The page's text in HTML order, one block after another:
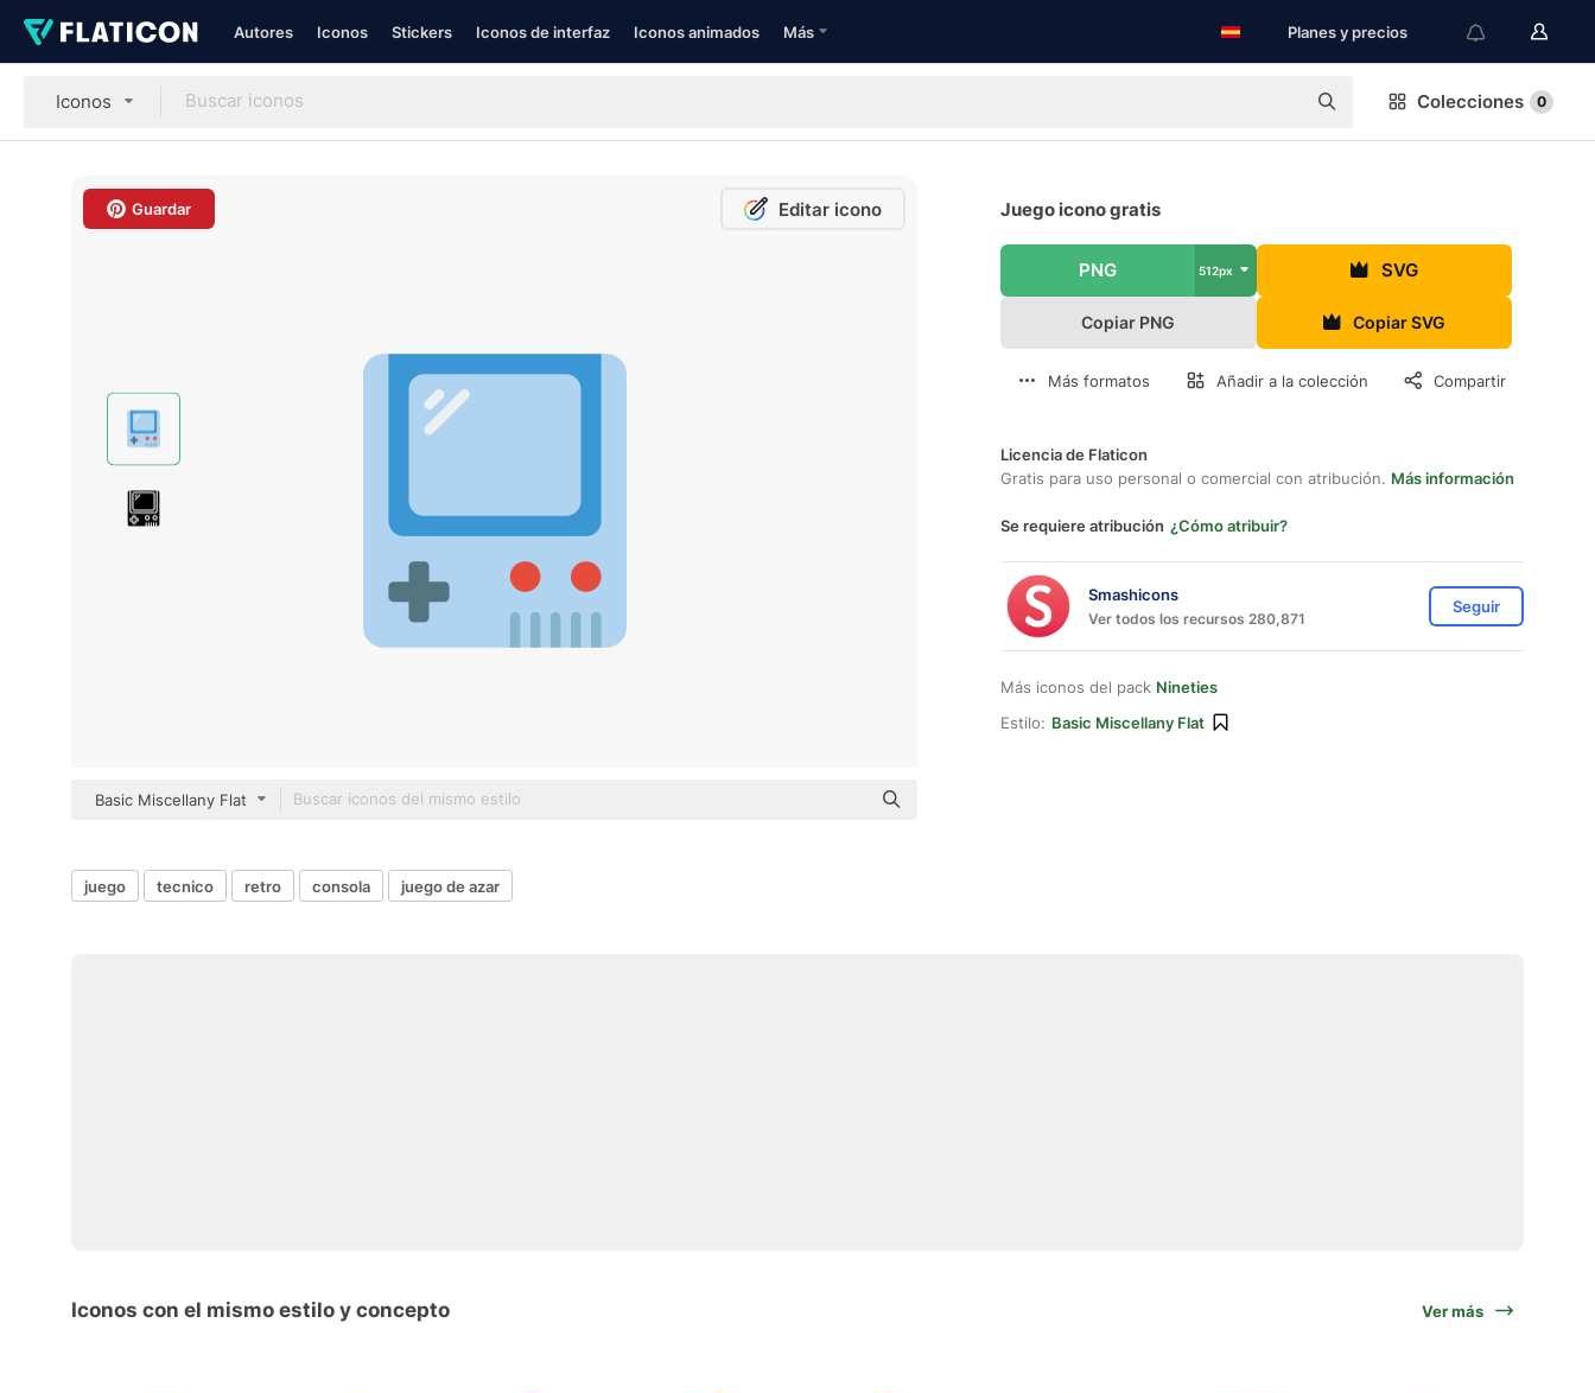
Autores Iconos Stickers Iconos de interfaz Iconos animados Más Planes y precios
Iconos Colecciones 0
Guardar Editar icono
Basic Miscellany Flat
Juego icono gratis
PNG 512px SVG
Copiar PNG Copiar SVG
Más formatos Añadir a la colección Compartir
Licencia de Flaticon
Gratis para uso personal o comercial con atribución. Más información
Se requiere atribución ¿Cómo atribuir?
Smashicons
Ver todos los recursos 280,871
Seguir
Más iconos del pack Nineties
Estilo: Basic Miscellany Flat
juego tecnico retro consola juego de azar
Iconos con el mismo estilo y concepto Ver más